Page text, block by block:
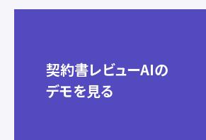
契約書レビューAIの
デモを見る